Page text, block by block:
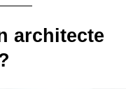
architecte